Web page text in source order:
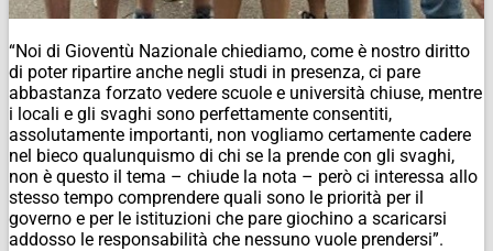
“Noi di Gioventù Nazionale chiediamo, come è nostro diritto
di poter ripartire anche negli studi in presenza, ci pare
abbastanza forzato vedere scuole e università chiuse, mentre
i locali e gli svaghi sono perfettamente consentiti,
assolutamente importanti, non vogliamo certamente cadere
nel bieco qualunquismo di chi se la prende con gli svaghi,
non è questo il tema – chiude la nota – però ci interessa allo
stesso tempo comprendere quali sono le priorità per il
governo e per le istituzioni che pare giochino a scaricarsi
addosso le responsabilità che nessuno vuole prendersi”.